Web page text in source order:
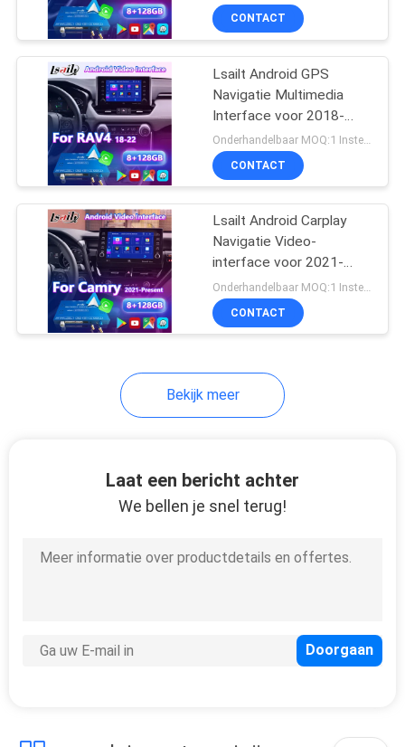
Auto het Scherm
Van verschillende
media
Auto de Vertoning
Van verschillende
media
Autoai Doos
104
Corolla Auris
CONTACT
Lsailt Android GPS
Navigatie Multimedia
Interface voor 2018-
2023 Toyota RAV4
Majesty
Onderhandelbaar MOQ:1 Instellen
CONTACT
Lsailt Android Carplay
Navigatie Video-
interface voor 2021-
2024 Toyota Camry
Hybrid XSE XLE SL SE
XV70
Onderhandelbaar MOQ:1 Instellen
CONTACT
Bekijk meer
Laat een bericht achter
We bellen je snel terug!